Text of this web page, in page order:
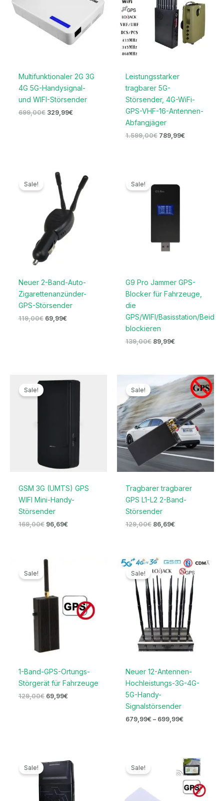
Multifunktionaler 2G 3G
4G 5G-Handysignal-
und WIFI-Störsender
699,00€ 329,99€
Leistungsstarker
tragbarer 5G-
Störsender, 4G-WiFi-
GPS-VHF-16-Antennen-
Abfangjäger
1.599,00€ 789,99€
Sale!
Neuer 2-Band-Auto-
Zigarettenanzünder-
GPS-Störsender
119,00€
Ursprünglicher
Preis
war:
119,00€
69,99€
Preis
69,99€.
Sale!
G9 Pro Jammer GPS-
Blocker für Fahrzeuge,
die
GPS/WIFI/Basisstation/Beidou
blockieren
139,00€
war:
89,99€
ist:
Sale!
GSM 3G (UMTS) GPS
WIFI Mini-Handy-
Störsender
169,00€
Ursprünglicher
96,69€
Aktueller
Sale!
Tragbarer tragbarer
GPS L1-L2 2-Band-
Störsender
129,00€
Ursprünglicher
Preis
war:
129,00€
86,69€
Aktueller
Preis
ist:
86,69€.
Sale!
1-Band-GPS-Ortungs-
Störgerät für Fahrzeuge
129,00€
Ursprünglicher
Preis
war:
129,00€
69,99€
Sale!
Neuer 12-Antennen-
Hochleistungs-3G-4G-
5G-Handy-
Signalstörsender
679,99€ – 699,99€
Preisspanne:
679,99€
bis
699,99€
Sale! Sale!
Preis
ist:
59,99€.